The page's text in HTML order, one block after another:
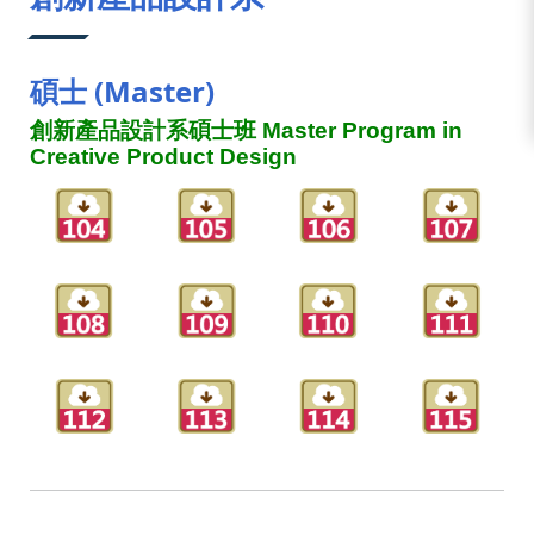
碩士 (Master)
創新產品設計系碩士班 Master Program in
Creative Product Design